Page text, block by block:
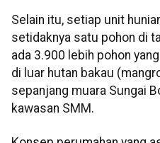
Selain itu, setiap unit
setidaknya satu pohon di
ada 3.900 lebih pohon
di luar hutan bakau
sepanjang muara Sungai
kawasan SMM.